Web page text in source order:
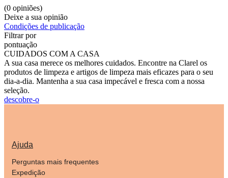
(0 opiniões)
Deixe a sua opinião
Condições de publicação
Filtrar por
pontuação
CUIDADOS COM A CASA
A sua casa merece os melhores cuidados. Encontre na Clarel os
produtos de limpeza e artigos de limpeza mais eficazes para o seu
dia-a-dia. Mantenha a sua casa impecável e fresca com a nossa
seleção.
descobre-o
Ajuda
Perguntas mais frequentes
Expedição